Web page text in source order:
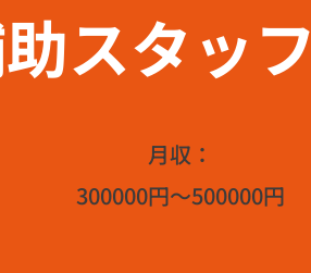
スタッフ
月収：
300000円～500000円